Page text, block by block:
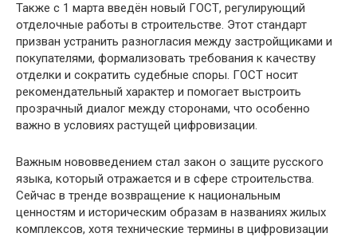
Также с 1 марта введён новый ГОСТ, регулирующий
отделочные работы в строительстве. Этот стандарт
призван устранить разногласия между застройщиками и
покупателями, формализовать требования к качеству
отделки и сократить судебные споры. ГОСТ носит
рекомендательный характер и помогает выстроить
прозрачный диалог между сторонами, что особенно
важно в условиях растущей цифровизации.
Важным нововведением стал закон о защите русского
языка, который отражается и в сфере строительства.
Сейчас в тренде возвращение к национальным
ценностям и историческим образам в названиях жилых
комплексов, хотя технические термины в цифровизации